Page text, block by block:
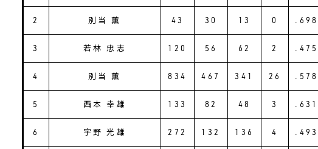
2 別当 薫 43 30 13 0 .698
3 若林 忠志 120 56 62 2 .475
4 別当 薫 834 467 341 26 .578
5 西本 幸雄 133 82 48 3 .631
6 宇野 光雄 272 132 136 4 .493